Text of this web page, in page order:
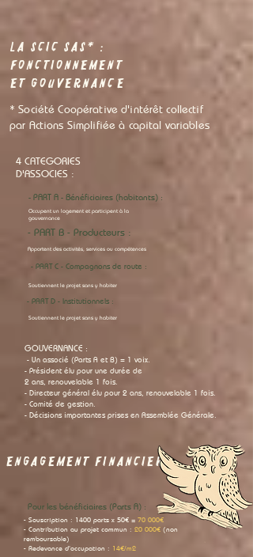
LA SCIC SAS* :
FONCTIONNEMENT
ET GOUVERNANCE
* Société Coopérative d'intérêt collectif
par Actions Simplifiée à capital variables
- PART A - Bénéficiaires (habitants) :
Occupent un logement et participent à la
gouvernance
- PART C - Compagnons de route :
- PART D - Institutionnels :
Apportent des activités, services ou compétences
Soutiennent le projet sans y habiter
Soutiennent le projet sans y habiter
4 CATEGORIES
D'ASSOCIES :
- PART B - Producteurs :
GOUVERNANCE :
- Un associé (Parts A et B) = 1 voix.
- Président élu pour une durée de
2 ans, renouvelable 1 fois.
- Directeur général élu pour 2 ans, renouvelable 1 fois.
- Comité de gestion.
- Décisions importantes prises en Assemblée Générale.
ENGAGEMENT FINANCIER
- Souscription : 1400 parts x 50€ = 70 000€
- Contribution au projet commun : 20 000€ (non
remboursable)
- Redevance d'occupation : 14€/m2
Pour les bénéficiaires (Parts A) :